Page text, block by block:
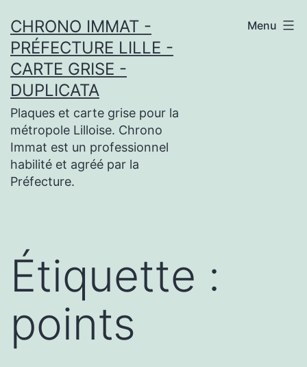
au
contenu
CHRONO IMMAT -
PRÉFECTURE LILLE -
CARTE GRISE -
DUPLICATA
Plaques et carte grise pour la
métropole Lilloise. Chrono
Immat est un professionnel
habilité et agréé par la
Préfecture.
Menu
Étiquette :
points